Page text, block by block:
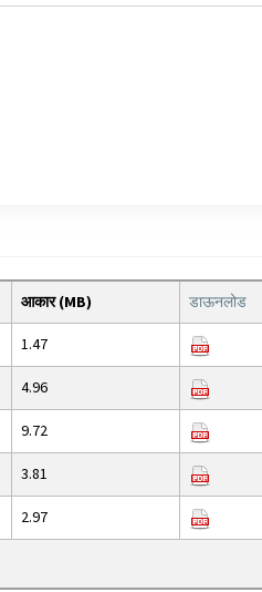
आकार (MB) डाऊनलोड
1.47
4.96
9.72
3.81
2.97